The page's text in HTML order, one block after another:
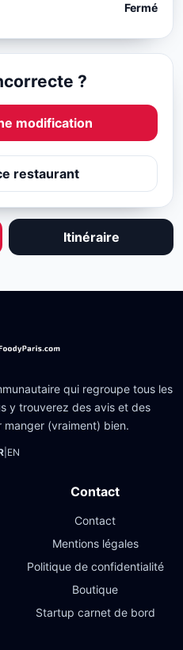
Fermé
?
modification
restaurant
Itinéraire
qui regroupe tous les
y trouverez des avis et des
(vraiment) bien.
| EN
Contact
Contact
Mentions légales
Politique de confidentialité
Boutique
Startup carnet de bord